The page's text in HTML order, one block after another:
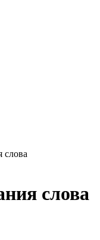
слова
слова